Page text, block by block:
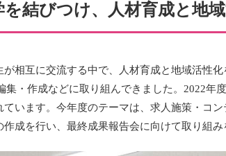
結びつけ、人材育成と地
相互に交流する中で、人材育成と地域活性
集・作成などに取り組んできました。2022
ています。今年度のテーマは、求人施策・コ
作成を行い、最終成果報告会に向けて取り組み